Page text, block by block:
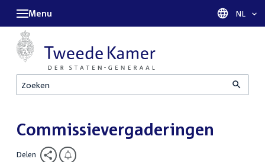
Zoeken
Menu Taal
NL
Commissievergaderingen
Delen